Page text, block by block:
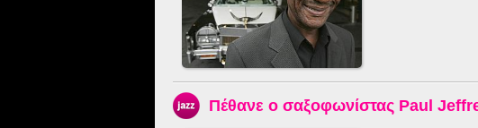
Πέθανε ο σαξοφωνίστας Paul